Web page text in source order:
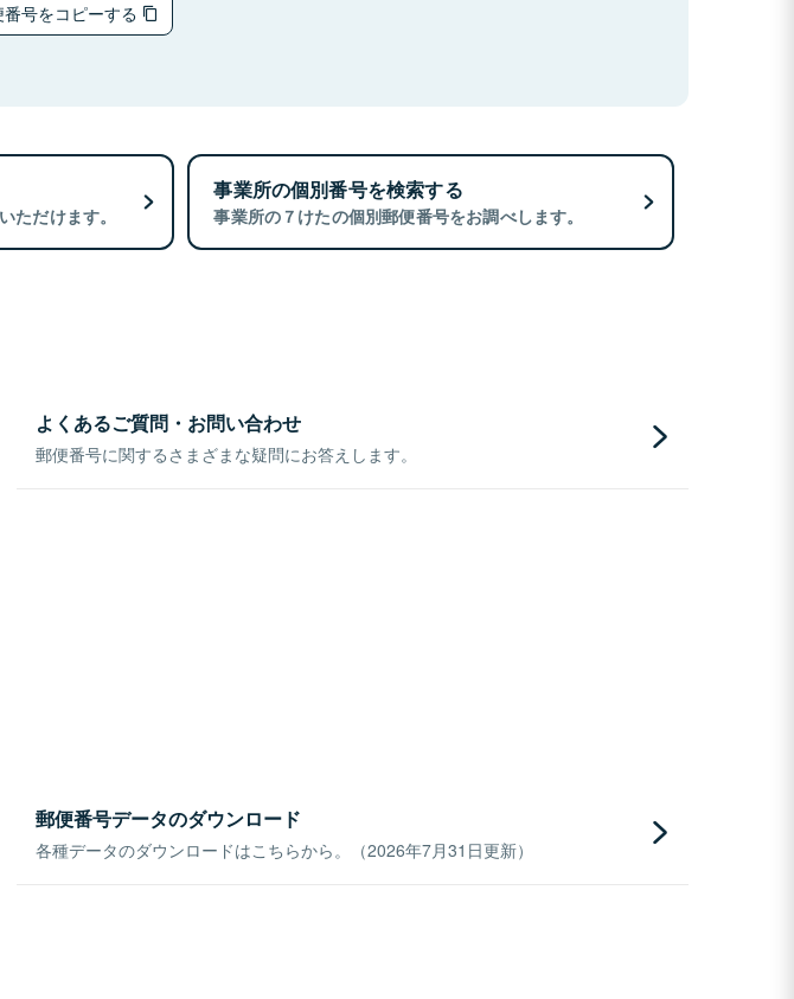
番号をコピーする
ただけます。
事業所の個別番号を検索する
事業所の７けたの個別郵便番号をお調べします。
よくあるご質問・お問い合わせ
郵便番号に関するさまざまな疑問にお答えします。
郵便番号データのダウンロード
各種データのダウンロードはこちらから。（2026年7月31日更新）